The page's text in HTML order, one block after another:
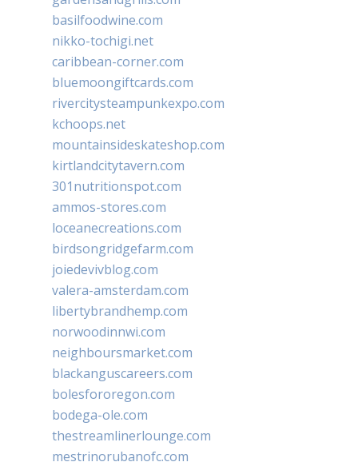
basilfoodwine.com
nikko-tochigi.net
caribbean-corner.com
bluemoongiftcards.com
rivercitysteampunkexpo.com
kchoops.net
mountainsideskateshop.com
kirtlandcitytavern.com
301nutritionspot.com
ammos-stores.com
loceanecreations.com
birdsongridgefarm.com
joiedevivblog.com
valera-amsterdam.com
libertybrandhemp.com
norwoodinnwi.com
neighboursmarket.com
blackanguscareers.com
bolesfororegon.com
bodega-ole.com
thestreamlinerlounge.com
mestrinorubanofc.com